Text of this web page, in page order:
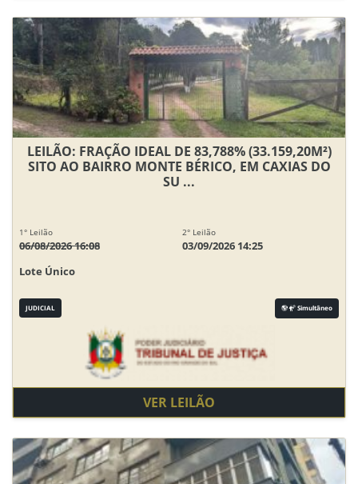
LEILÃO: FRAÇÃO IDEAL DE 83,788% (33.159,20M²)
SITO AO BAIRRO MONTE BÉRICO, EM CAXIAS DO
SU ...
1° Leilão
06/08/2026 16:08
2° Leilão
03/09/2026 14:25
Lote Único
JUDICIAL Simultâneo
VER LEILÃO